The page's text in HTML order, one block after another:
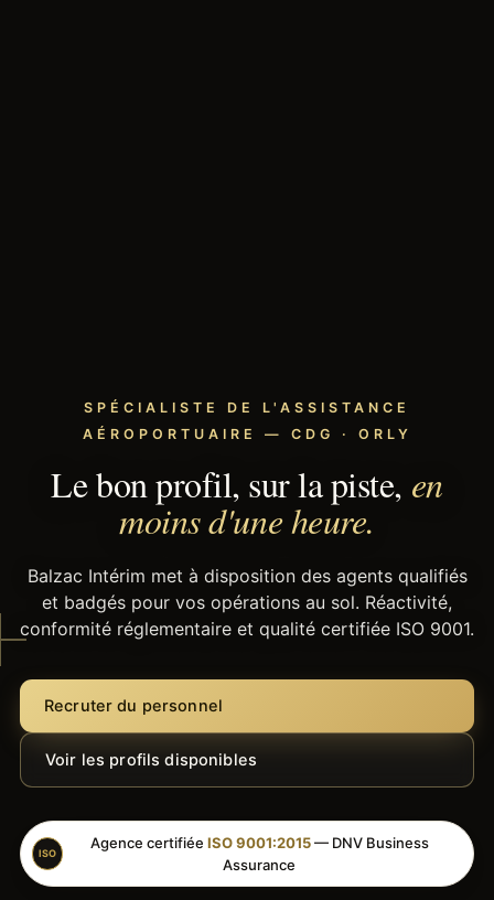
SPÉCIALISTE DE L'ASSISTANCE
AÉROPORTUAIRE — CDG · ORLY
Le bon profil, sur la piste, en
moins d'une heure.
Balzac Intérim met à disposition des agents qualifiés
et badgés pour vos opérations au sol. Réactivité,
conformité réglementaire et qualité certifiée ISO 9001.
Recruter du personnel
Voir les profils disponibles
ISO
Agence certifiée ISO 9001:2015— DNV Business
Assurance